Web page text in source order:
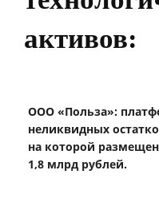
активов:
ООО «Польза»:
неликвидных
на которой
1,8 млрд рублей.